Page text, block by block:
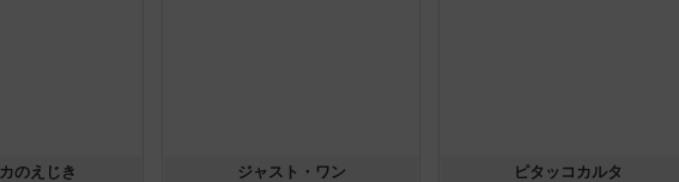
のえじき ジャスト・ワン ピタッコカルタ